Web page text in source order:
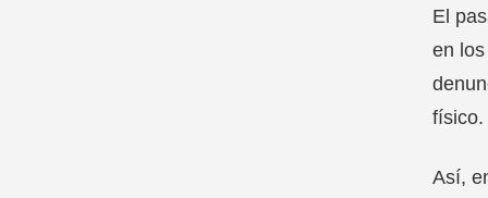
El
en
físico.
Así,